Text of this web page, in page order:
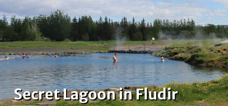
Secret Lagoon in Fludir